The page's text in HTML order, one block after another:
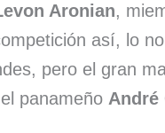
Aronian,
así, lo
pero el gran
panameño André